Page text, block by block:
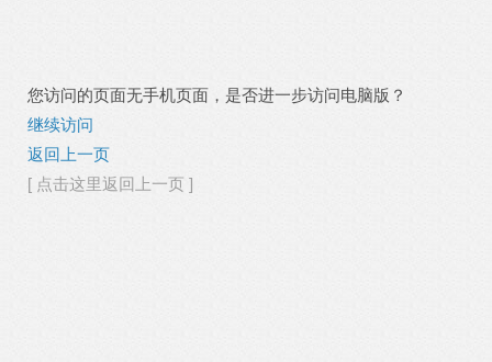
您访问的页面无手机页面，是否进一步访问电脑版？
继续访问
返回上一页
[ 点击这里返回上一页 ]